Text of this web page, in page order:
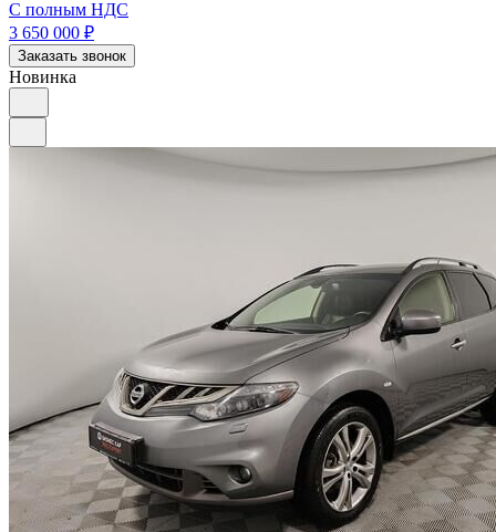
С полным НДС
3 650 000 ₽
Заказать звонок
Новинка